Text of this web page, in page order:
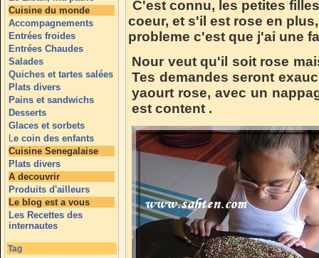
Cuisine du monde
Accompagnements
Entrées froides
Entrées Chaudes
Salades
Quiches et tartes salées
Plats divers
Pains et sandwichs
Desserts
Glaces et sorbets
Le coin des enfants
Cuisine Senegalaise
Plats divers
A decouvrir
Produits d'ailleurs
Le blog est a vous
Les Recettes des
internautes
Tag
C'est connu, les petites
coeur, et s'il est rose en
probleme c'est que j'ai une
Nour veut qu'il soit rose
Tes demandes seront
yaourt rose, avec un
est content .